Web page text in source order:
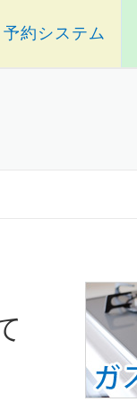
予約システム